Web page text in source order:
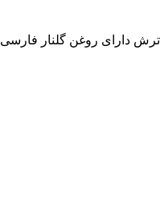
دارای روغن گلنار فارسی